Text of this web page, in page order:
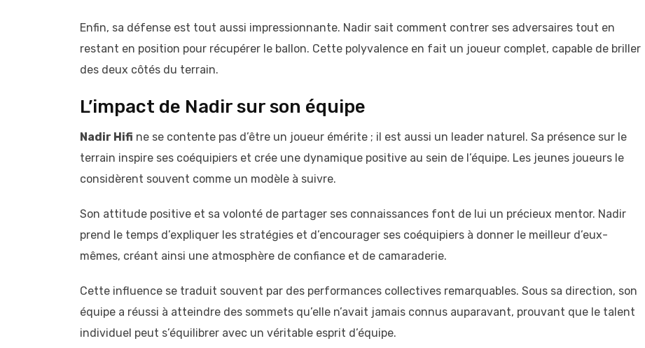
Enfin, sa défense est tout aussi impressionnante. Nadir sait comment contrer ses adversaires tout en
restant en position pour récupérer le ballon. Cette polyvalence en fait un joueur complet, capable de briller
des deux côtés du terrain.
L’impact de Nadir sur son équipe
Nadir Hifi ne se contente pas d’être un joueur émérite ; il est aussi un leader naturel. Sa présence sur le
terrain inspire ses coéquipiers et crée une dynamique positive au sein de l’équipe. Les jeunes joueurs le
considèrent souvent comme un modèle à suivre.
Son attitude positive et sa volonté de partager ses connaissances font de lui un précieux mentor. Nadir
prend le temps d’expliquer les stratégies et d’encourager ses coéquipiers à donner le meilleur d’eux-
mêmes, créant ainsi une atmosphère de confiance et de camaraderie.
Cette influence se traduit souvent par des performances collectives remarquables. Sous sa direction, son
équipe a réussi à atteindre des sommets qu’elle n’avait jamais connus auparavant, prouvant que le talent
individuel peut s’équilibrer avec un véritable esprit d’équipe.